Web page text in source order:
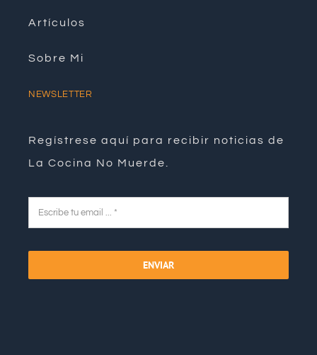
Artículos
Sobre Mi
NEWSLETTER
Regístrese aquí para recibir noticias de
La Cocina No Muerde.
ENVIAR